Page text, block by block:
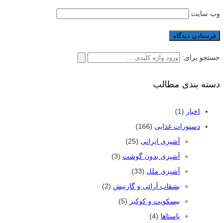
وب‌ سایت
جستجو برای:
دسته بندی مطالب
اخبار (1)
دستورات غذایی (166)
آشپزی ایرانی (25)
آشپزی بدون گوشت (3)
آشپزی ملل (33)
بشقاب آرائی و گارنیش (2)
بیسکویت و کوکیز (5)
پاستاها (4)